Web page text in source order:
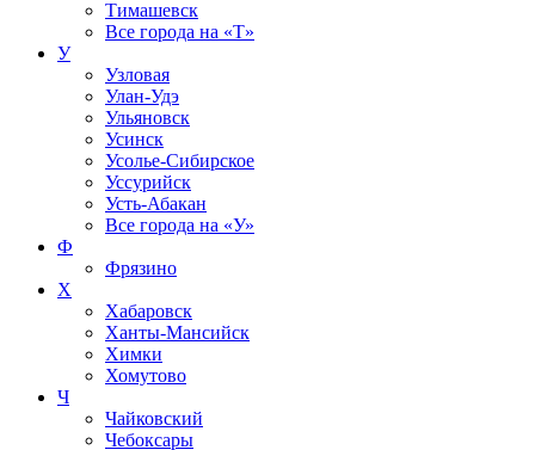
Тимашевск
Все города на «Т»
У
Узловая
Улан-Удэ
Ульяновск
Усинск
Усолье-Сибирское
Уссурийск
Усть-Абакан
Все города на «У»
Ф
Фрязино
Х
Хабаровск
Ханты-Мансийск
Химки
Хомутово
Ч
Чайковский
Чебоксары